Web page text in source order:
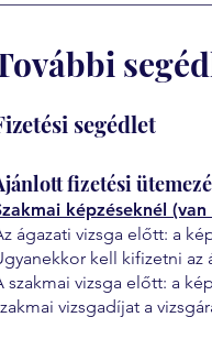
segédlet
fizetési
képzéseknél
ágazati vizsga előtt: a
kell kifizetni az
szakmai vizsga előtt: a
vizsgadíjat a